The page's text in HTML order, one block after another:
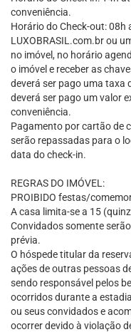
conveniência.
Horário do Check-out: 08h
LUXOBRASIL.com.br ou
no imóvel, no horário
o imóvel e receber as
deverá ser pago uma taxa
deverá ser pago um valor
conveniência.
Pagamento por cartão de
serão repassadas para o
data do check-in.
REGRAS DO IMÓVEL:
PROIBIDO festas/
A casa limita-se a 15
Convidados somente
prévia.
O hóspede titular da
ações de outras pessoas
sendo responsável pelos
ocorridos durante a
ou seus convidados e
ocorrer devido à violação